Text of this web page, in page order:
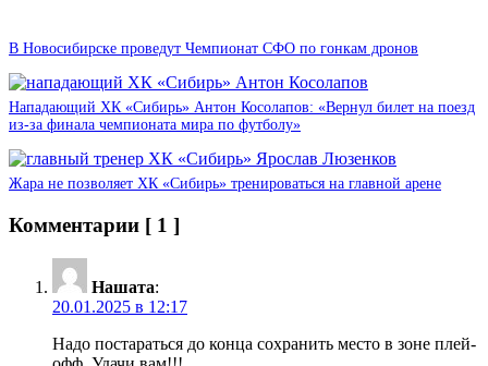
В Новосибирске проведут Чемпионат СФО по гонкам дронов
Нападающий ХК «Сибирь» Антон Косолапов: «Вернул билет на поезд
из-за финала чемпионата мира по футболу»
Жара не позволяет ХК «Сибирь» тренироваться на главной арене
Комментарии [ 1 ]
Нашата:
20.01.2025 в 12:17
Надо постараться до конца сохранить место в зоне плей-